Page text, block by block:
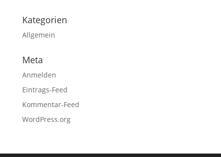
Kategorien
Allgemein
Meta
Anmelden
Eintrags-Feed
Kommentar-Feed
WordPress.org